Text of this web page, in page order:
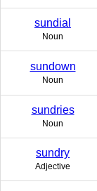
sundial
Noun
sundown
Noun
sundries
Noun
sundry
Adjective